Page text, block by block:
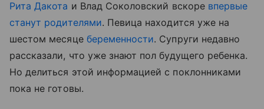
Рита Дакота и Влад Соколовский вскоре впервые
станут родителями. Певица находится уже на
шестом месяце беременности. Супруги недавно
рассказали, что уже знают пол будущего ребенка.
Но делиться этой информацией с поклонниками
пока не готовы.